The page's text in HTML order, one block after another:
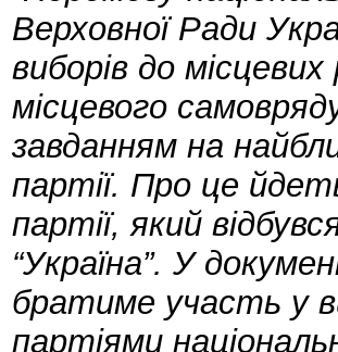
Верховної Ради
виборів до
місцевого
завданням на
партії. Про це
партії, який
“Україна”. У
братиме участь у
партіями